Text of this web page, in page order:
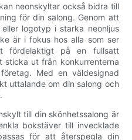
neonskyltar också bidra till
för din salong. Genom att
logotyp i starka neonljus
är i fokus hos alla som ser
fördelaktigt på en fullsatt
ut från konkurrenterna
Med en väldesignad
uttalande om din salong och
till din skönhetssalong är
bokstäver till invecklade
för att återspegla din